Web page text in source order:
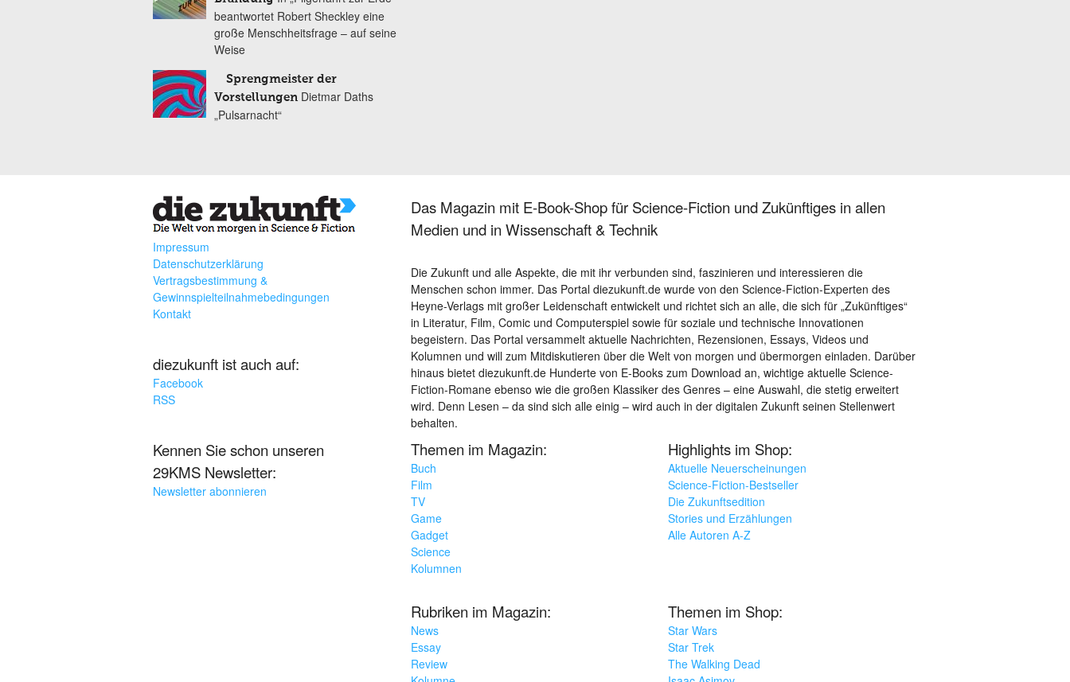
beantwortet Robert Sheckley eine
große Menschheitsfrage ­– auf seine
Weise
Sprengmeister der
Vorstellungen Dietmar Daths
„Pulsarnacht“
Impressum
Datenschutzerklärung
Vertragsbestimmung &
Gewinnspielteilnahmebedingungen
Kontakt
diezukunft ist auch auf:
Facebook
RSS
Kennen Sie schon unseren
29KMS Newsletter:
Newsletter abonnieren
Das Magazin mit E-Book-Shop für Science-Fiction und Zukünftiges in allen
Medien und in Wissenschaft & Technik
Die Zukunft und alle Aspekte, die mit ihr verbunden sind, faszinieren und interessieren die
Menschen schon immer. Das Portal diezukunft.de wurde von den Science-Fiction-Experten des
Heyne-Verlags mit großer Leidenschaft entwickelt und richtet sich an alle, die sich für „Zukünftiges“
in Literatur, Film, Comic und Computerspiel sowie für soziale und technische Innovationen
begeistern. Das Portal versammelt aktuelle Nachrichten, Rezensionen, Essays, Videos und
Kolumnen und will zum Mitdiskutieren über die Welt von morgen und übermorgen einladen. Darüber
hinaus bietet diezukunft.de Hunderte von E-Books zum Download an, wichtige aktuelle Science-
Fiction-Romane ebenso wie die großen Klassiker des Genres – eine Auswahl, die stetig erweitert
wird. Denn Lesen – da sind sich alle einig – wird auch in der digitalen Zukunft seinen Stellenwert
behalten.
Themen im Magazin:
Buch
Film
TV
Game
Gadget
Science
Kolumnen
Highlights im Shop:
Aktuelle Neuerscheinungen
Science-Fiction-Bestseller
Die Zukunftsedition
Stories und Erzählungen
Alle Autoren A-Z
Rubriken im Magazin:
News
Essay
Review
Themen im Shop:
Star Wars
Star Trek
The Walking Dead